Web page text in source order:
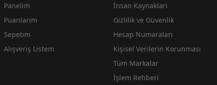
Panelim
Puanlarım
Sepetim
Alışveriş Listem
İnsan Kaynakları
Gizlilik ve Güvenlik
Hesap Numaraları
Kişisel Verilerin Korunması
Tüm Markalar
İşlem Rehberi